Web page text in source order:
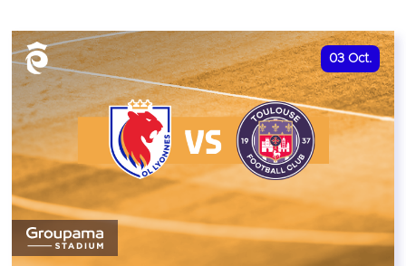
03 Oct.